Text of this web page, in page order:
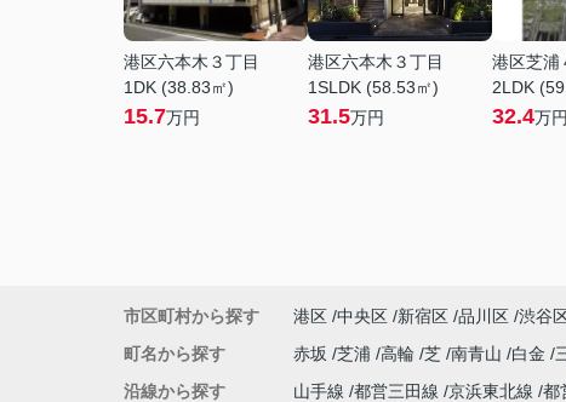
港区六本木３丁目
1DK (38.83㎡)
15.7万円
港区六本木３丁目
1SLDK (58.53㎡)
31.5万円
港区芝浦
2LDK
32.4万円
市区町村から探す 港区 中央区 新宿区 品川区 渋谷
町名から探す
赤坂 芝浦 高輪 芝 南青山 白金
沿線から探す
山手線 都営三田線 京浜東北線 都